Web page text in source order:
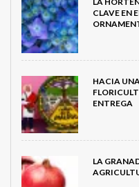
CLAVE EN
HACIA
ENTREGA
LA